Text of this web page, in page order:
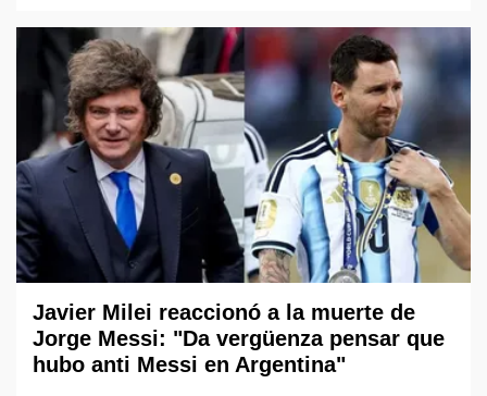
Javier Milei reaccionó a la muerte de
Jorge Messi: "Da vergüenza pensar que
hubo anti Messi en Argentina"